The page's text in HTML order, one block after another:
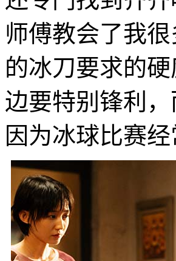
师傅教会了我
的冰刀要求的
边要特别锋利
因为冰球比赛